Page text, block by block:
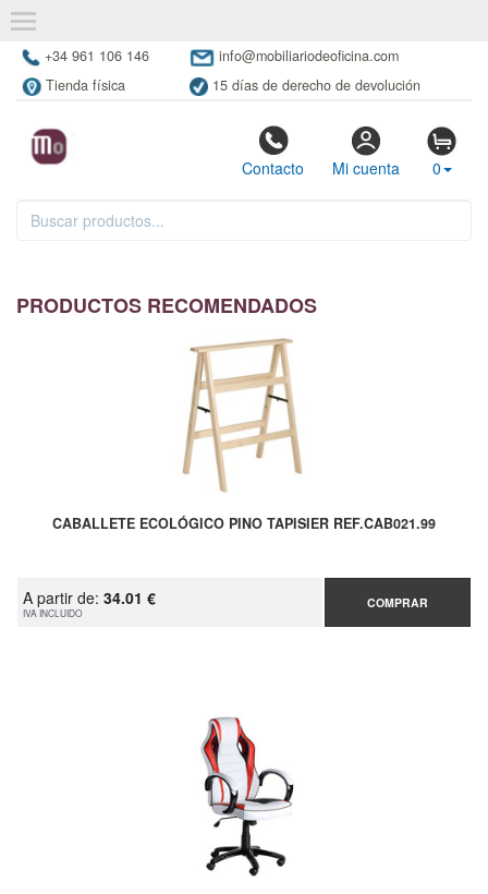
+34 961 106 146
info@mobiliariodeoficina.com
Tienda física
15 días de derecho de devolución
Contacto Mi cuenta 0
PRODUCTOS RECOMENDADOS
CABALLETE ECOLÓGICO PINO TAPISIER REF.CAB021.99
A partir de: 34.01 €
IVA INCLUIDO
COMPRAR